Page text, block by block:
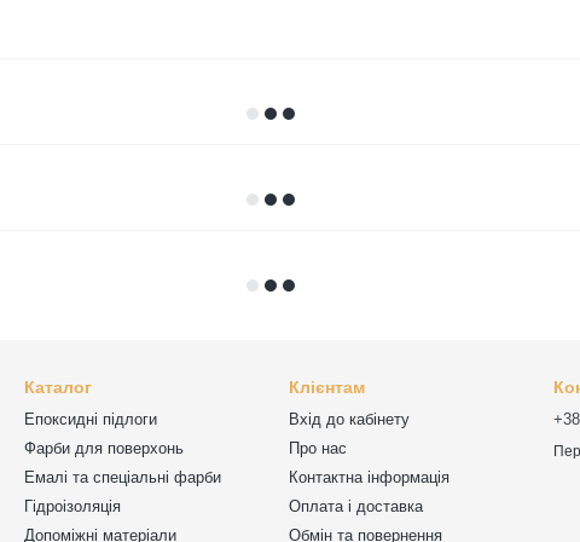
Каталог
Епоксидні підлоги
Фарби для поверхонь
Емалі та спеціальні фарби
Гідроізоляція
Допоміжні матеріали
Клієнтам
Вхід до кабінету
Про нас
Контактна інформація
Оплата і доставка
Обмін та повернення